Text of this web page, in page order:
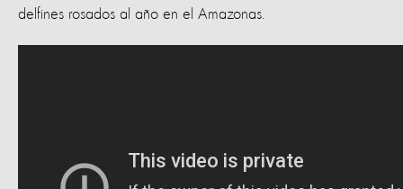
delfines rosados al año en el Amazonas.